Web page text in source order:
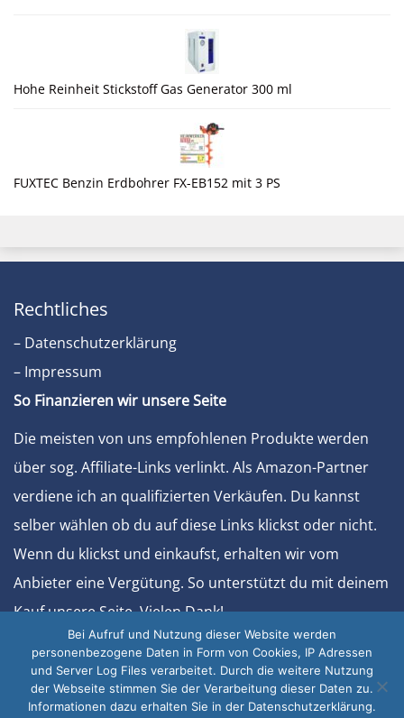
Hohe Reinheit Stickstoff Gas Generator 300 ml
FUXTEC Benzin Erdbohrer FX-EB152 mit 3 PS
Rechtliches
– Datenschutzerklärung
– Impressum
So Finanzieren wir unsere Seite
Die meisten von uns empfohlenen Produkte werden
über sog. Affiliate-Links verlinkt. Als Amazon-Partner
verdiene ich an qualifizierten Verkäufen. Du kannst
selber wählen ob du auf diese Links klickst oder nicht.
Wenn du klickst und einkaufst, erhalten wir vom
Anbieter eine Vergütung. So unterstützt du mit deinem
Kauf unsere Seite. Vielen Dank!
Sonstiges
– Werben Sie bei uns
Bei Aufruf und Nutzung dieser Website werden
personenbezogene Daten in Form von Cookies, IP Adressen
und Server Log Files verarbeitet. Durch die weitere Nutzung
der Webseite stimmen Sie der Verarbeitung dieser Daten zu.
Informationen dazu erhalten Sie in der Datenschutzerklärung.